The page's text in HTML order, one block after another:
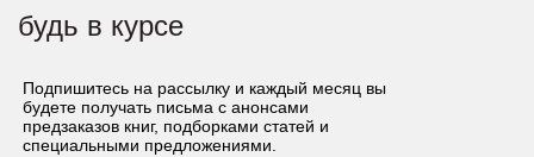
будь в курсе
Подпишитесь на рассылку и каждый месяц вы
будете получать письма с анонсами
предзаказов книг, подборками статей и
специальными предложениями.